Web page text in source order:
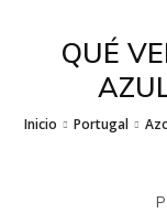
QUÉ
Inicio Portugal